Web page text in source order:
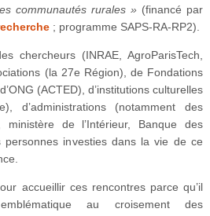
communautés rurales » (financé par
; programme SAPS-RA-RP2).
chercheurs (INRAE, AgroParisTech,
(la 27e Région), de Fondations
(ACTED), d’institutions culturelles
d’administrations (notamment des
de l’Intérieur, Banque des
investies dans la vie de ce
accueillir ces rencontres parce qu’il
au croisement des